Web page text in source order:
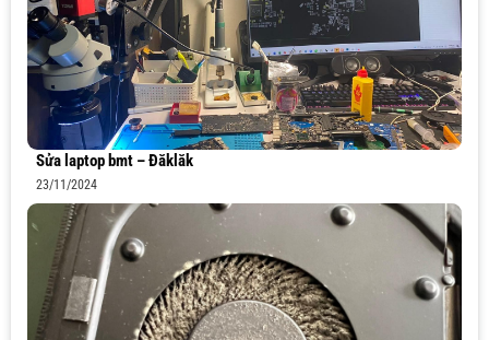
Sửa laptop bmt – Đăklăk
23/11/2024